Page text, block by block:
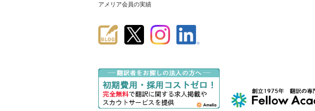
アメリア会員の実績